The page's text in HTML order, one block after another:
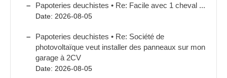
Papoteries deuchistes • Re: Facile avec 1 cheval ...
Date: 2026-08-05
Papoteries deuchistes • Re: Société de
photovoltaïque veut installer des panneaux sur mon
garage à 2CV
Date: 2026-08-05